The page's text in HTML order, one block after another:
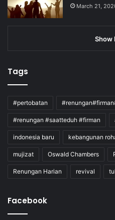
March 21,
Show
Tags
#pertobatan
#renungan #saatteduh #firman
indonesia baru kebangunan
mujizat Oswald Chambers
Renungan Harian revival
Facebook